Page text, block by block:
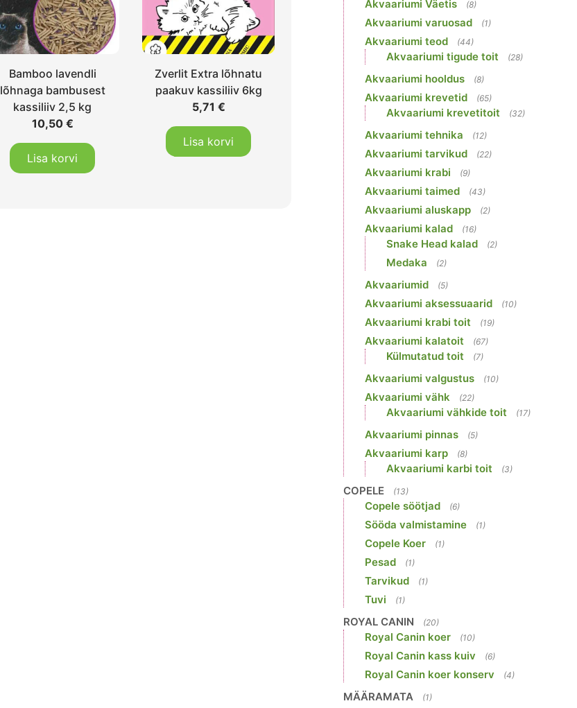
Bamboo lavendli
lõhnaga bambusest
kassiliiv 2,5 kg
10,50 €
Lisa korvi
Zverlit Extra lõhnatu
paakuv kassiliiv 6kg
5,71 €
Lisa korvi
Akvaariumi Väetis (8)
Akvaariumi varuosad (1)
Akvaariumi teod (44)
Akvaariumi tigude toit (28)
Akvaariumi hooldus (8)
Akvaariumi krevetid (65)
Akvaariumi krevetitoit (32)
Akvaariumi tehnika (12)
Akvaariumi tarvikud (22)
Akvaariumi krabi (9)
Akvaariumi taimed (43)
Akvaariumi aluskapp (2)
Akvaariumi kalad (16)
Snake Head kalad (2)
Medaka (2)
Akvaariumid (5)
Akvaariumi aksessuaarid (10)
Akvaariumi krabi toit (19)
Akvaariumi kalatoit (67)
Külmutatud toit (7)
Akvaariumi valgustus (10)
Akvaariumi vähk (22)
Akvaariumi vähkide toit (17)
Akvaariumi pinnas (5)
Akvaariumi karp (8)
Akvaariumi karbi toit (3)
COPELE (13)
Copele söötjad (6)
Sööda valmistamine (1)
Copele Koer (1)
Pesad (1)
Tarvikud (1)
Tuvi (1)
ROYAL CANIN (20)
Royal Canin koer (10)
Royal Canin kass kuiv (6)
Royal Canin koer konserv (4)
MÄÄRAMATA (1)